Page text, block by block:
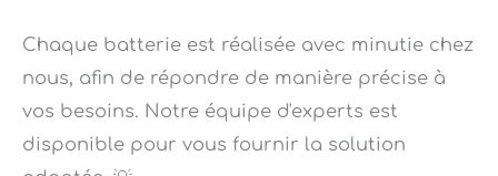
nous, afin de répondre de manière précise à
vos besoins. Notre équipe d'experts est
disponible pour vous fournir la solution
adaptée. 💡